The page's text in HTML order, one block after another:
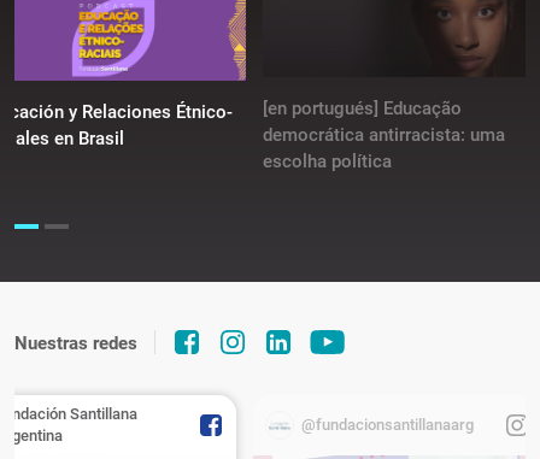
y Relaciones Étnico-
en Brasil
[en portugués] Educação
democrática antirracista: uma
escolha política
Nuestras redes
Santillana
@fundacionsantillanaarg